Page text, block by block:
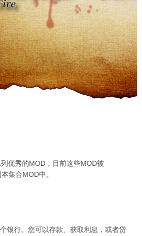
优秀的MOD，目前这些MOD被
集合MOD中。
银行。您可以存款、获取利息，或者贷